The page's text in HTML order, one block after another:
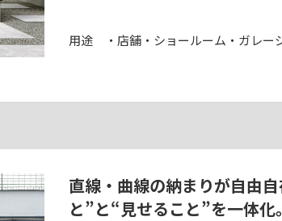
用途 ・店舗・ショールーム・ガレー
直線・曲線の納まりが自由
と”と“見せること”を一体化。